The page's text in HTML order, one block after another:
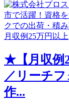
★【月収例
／リーチ
作...